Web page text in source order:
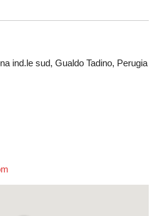
ind.le sud, Gualdo Tadino, Perugia